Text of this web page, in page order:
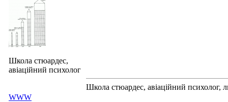
Школа стюардес,
авіаційний психолог
WWW
Школа стюардес, авіаційний психолог,